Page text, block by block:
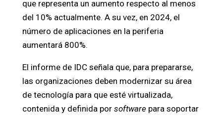
que representa un aumento respecto al menos
del 10% actualmente. A su vez, en 2024, el
número de aplicaciones en la periferia
aumentará 800%.
El informe de IDC señala que, para prepararse,
las organizaciones deben modernizar su área
de tecnología para que esté virtualizada,
contenida y definida por software para soportar